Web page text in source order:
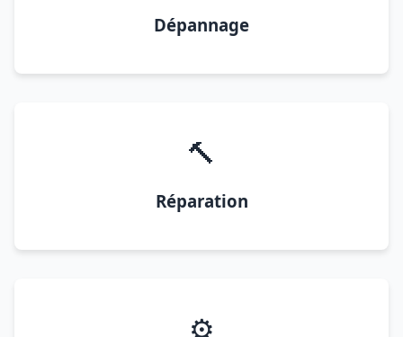
Dépannage
🔨
Réparation
⚙️